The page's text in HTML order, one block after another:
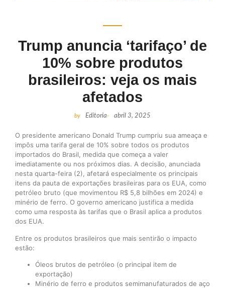
Trump anuncia ‘tarifaço’ de
10% sobre produtos
brasileiros: veja os mais
afetados
by Editoria- abril 3, 2025
O presidente americano Donald Trump cumpriu sua ameaça e
impôs uma tarifa geral de 10% sobre todos os produtos
importados do Brasil, medida que começa a valer
imediatamente ou nos próximos dias. A decisão, anunciada
nesta quarta-feira (2), afetará especialmente os principais
itens da pauta de exportações brasileiras para os EUA, como
petróleo bruto (que movimentou R$ 5,8 bilhões em 2024) e
minério de ferro. O governo americano justifica a medida
como uma resposta às tarifas que o Brasil aplica a produtos
dos EUA.
Entre os produtos brasileiros que mais sentirão o impacto
estão:
Óleos brutos de petróleo (o principal item de
exportação)
Minério de ferro e produtos semimanufaturados de aço